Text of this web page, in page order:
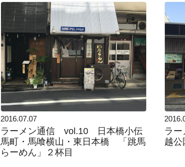
2016.07.07
ラーメン通信 vol.10 日本橋小伝
馬町・馬喰横山・東日本橋 「跳馬
らーめん」２杯目
ラ
越公